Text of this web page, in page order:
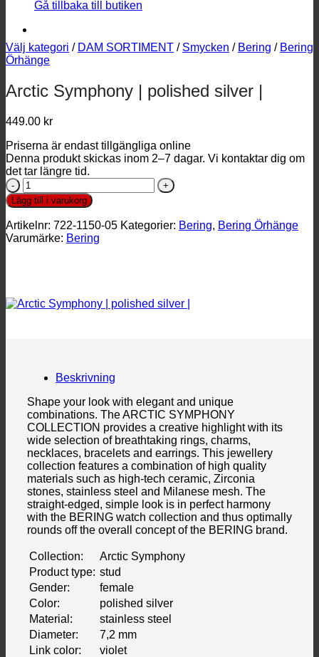
Gå tillbaka till butiken
Välj kategori / DAM SORTIMENT / Smycken / Bering / Bering
Örhänge
Arctic Symphony | polished silver |
449.00 kr
Priserna är endast tillgängliga online
Denna produkt skickas inom 2–7 dagar. Vi kontaktar dig om
det tar längre tid.
Arctic
Symphony
|
polished
silver
Lägg till i varukorg
Artikelnr: 722-1150-05 Kategorier: Bering, Bering Örhänge
Varumärke: Bering
Beskrivning
Shape your look with elegant and unique
combinations. The ARCTIC SYMPHONY
COLLECTION provides a creative highlight with its
wide selection of breathtaking rings, charms,
necklaces, bracelets and earrings. This jewellery
collection features a combination of high quality
materials such as high-tech ceramic, Zirconia
stones, stainless steel and Milanese mesh. The
straight-edged, simple look is in perfect harmony
with the BERING watch collection and thus optimally
rounds off the overall concept of the BERING brand.
Collection:
Arctic Symphony
Product type: stud
Gender:
female
Color:
polished silver
Material:
stainless steel
Diameter:
7,2 mm
Link color:
violet